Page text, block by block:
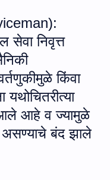
):
सेवा निवृत्त
किंवा
आहे व ज्यामुळे
बंद झाले